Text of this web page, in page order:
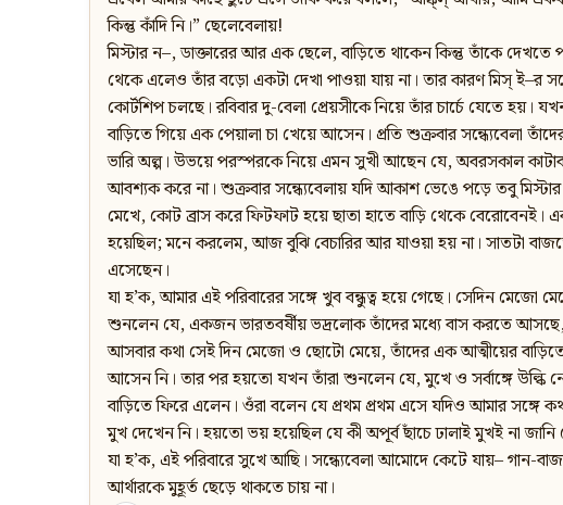
কিন্তু কাঁদি নি।” ছেলেবেলায়!
মিস্টার ন–, ডাক্তারের আর এক ছেলে, বাড়িতে থাকেন কিন্তু তাঁকে
থেকে এলেও তাঁর বড়ো একটা দেখা পাওয়া যায় না। তার কারণ মিস্‌ ই–র
কোর্টশিপ চলছে। রবিবার দু-বেলা প্রেয়সীকে নিয়ে তাঁর চার্চে যেতে হয়।
বাড়িতে গিয়ে এক পেয়ালা চা খেয়ে আসেন। প্রতি শুক্রবার সন্ধ্যেবেলা
ভারি অল্প। উভয়ে পরস্পরকে নিয়ে এমন সুখী আছেন যে, অবরসকাল
আবশ্যক করে না। শুক্রবার সন্ধ্যেবেলায় যদি আকাশ ভেঙে পড়ে তবু
মেখে, কোট ব্রাস করে ফিটফাট হয়ে ছাতা হাতে বাড়ি থেকে
হয়েছিল; মনে করলেম, আজ বুঝি বেচারির আর যাওয়া হয় না। সাতটা
এসেছেন।
যা হ’ক, আমার এই পরিবারের সঙ্গে খুব বন্ধুত্ব হয়ে গেছে। সেদিন মেজো
শুনলেন যে, একজন ভারতবর্ষীয় ভদ্রলোক তাঁদের মধ্যে বাস করতে আসছে,
আসবার কথা সেই দিন মেজো ও ছোটো মেয়ে, তাঁদের এক আত্মীয়ের বাড়িতে
আসেন নি। তার পর হয়তো যখন তাঁরা শুনলেন যে, মুখে ও সর্বাঙ্গে উল্কি
বাড়িতে ফিরে এলেন। ওঁরা বলেন যে প্রথম প্রথম এসে যদিও আমার সঙ্গে
মুখ দেখেন নি। হয়তো ভয় হয়েছিল যে কী অপূর্ব ছাঁচে ঢালাই মুখই না
যা হ’ক, এই পরিবারে সুখে আছি। সন্ধ্যেবেলা আমোদে কেটে যায়– গান-
আর্থারকে মুহূর্ত ছেড়ে থাকতে চায় না।